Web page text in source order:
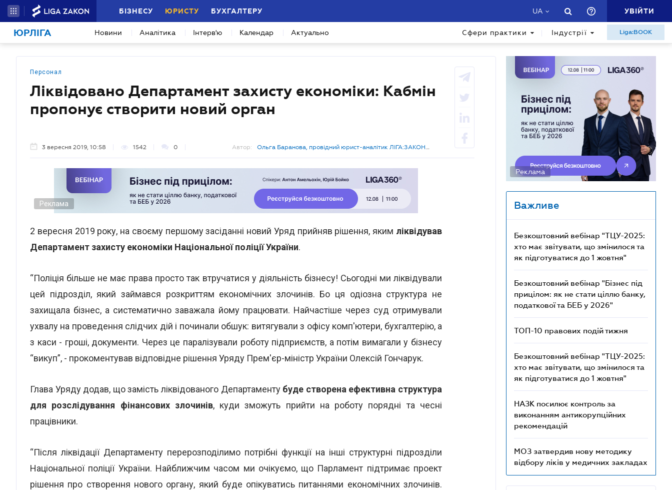
БІЗНЕСУ ЮРИСТУ БУХГАЛТЕРУ UA УВІЙТИ
ЮРЛІГА Новини Аналітика Інтерв'ю Календар Актуально Сфери практики Індустрії Liga:BOOK
Персонал
Ліквідовано Департамент захисту економіки: Кабмін
пропонує створити новий орган
3 вересня 2019, 10:58 1542 0 Автор:
Ольга Баранова, провідний юрист-аналітик ЛІГА:ЗАКОН
Бізнес
Реклама
2 вересня 2019 року, на своєму першому засіданні новий Уряд прийняв рішення, яким ліквідував
Департамент захисту економіки Національної поліції України.
“Поліція більше не має права просто так втручатися у діяльність бізнесу! Сьогодні ми ліквідували
цей підрозділ, який займався розкриттям економічних злочинів. Бо ця одіозна структура не
захищала бізнес, а систематично заважала йому працювати. Найчастіше через суд отримували
ухвалу на проведення слідчих дій і починали обшук: витягували з офісу комп'ютери, бухгалтерію, а
з каси - гроші, документи. Через це паралізували роботу підприємств, а потім вимагали у бізнесу
“викуп”, - прокоментував відповідне рішення Уряду Прем'єр-міністр України Олексій Гончарук.
Глава Уряду додав, що замість ліквідованого Департаменту буде створена ефективна структура
для розслідування фінансових злочинів, куди зможуть прийти на роботу порядні та чесні
працівники.
“Після ліквідації Департаменту перерозподілимо потрібні функції на інші структурні підрозділи
Національної поліції України. Найближчим часом ми очікуємо, що Парламент підтримає проект
рішення про створення нового органу, який буде опікуватись питаннями економічних злочинів.
Реклама
Важливе
Безкоштовний вебінар "ТЦУ-2025:
хто має звітувати, що змінилося та
як підготуватися до 1 жовтня"
Безкоштовний вебінар "Бізнес під
прицілом: як не стати ціллю банку,
податкової та БЕБ у 2026"
ТОП-10 правових подій тижня
Безкоштовний вебінар "ТЦУ-2025:
хто має звітувати, що змінилося та
як підготуватися до 1 жовтня"
НАЗК посилює контроль за
виконанням антикорупційних
рекомендацій
МОЗ затвердив нову методику
відбору ліків у медичних закладах